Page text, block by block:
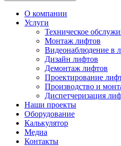
О компании
Услуги
Техническое
Монтаж лифтов
Видеонаблюдение в
Дизайн лифтов
Демонтаж лифтов
Проектирование
Производство и
Диспетчеризация
Наши проекты
Оборудование
Калькулятор
Медиа
Контакты